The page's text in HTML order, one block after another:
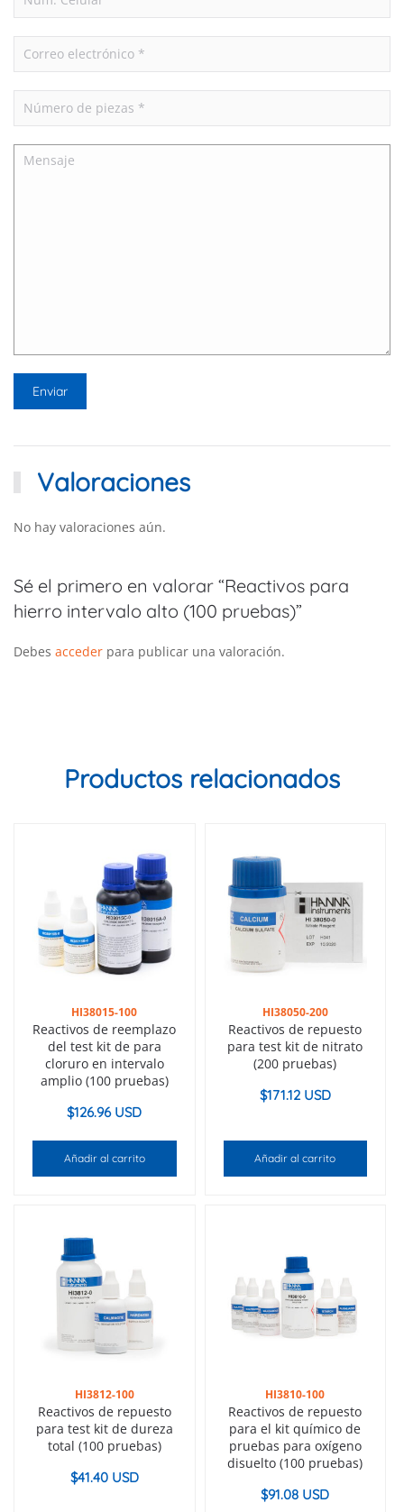
Valoraciones
No hay valoraciones aún.
Sé el primero en valorar “Reactivos para
hierro intervalo alto (100 pruebas)”
Debes acceder para publicar una valoración.
Productos relacionados
HI38015-100
Reactivos de reemplazo
del test kit de para
cloruro en intervalo
amplio (100 pruebas)
$126.96 USD
Añadir al carrito
HI38050-200
Reactivos de repuesto
para test kit de nitrato
(200 pruebas)
$171.12 USD
Añadir al carrito
HI3812-100
Reactivos de repuesto
para test kit de dureza
total (100 pruebas)
$41.40 USD
HI3810-100
Reactivos de repuesto
para el kit químico de
pruebas para oxígeno
disuelto (100 pruebas)
$91.08 USD